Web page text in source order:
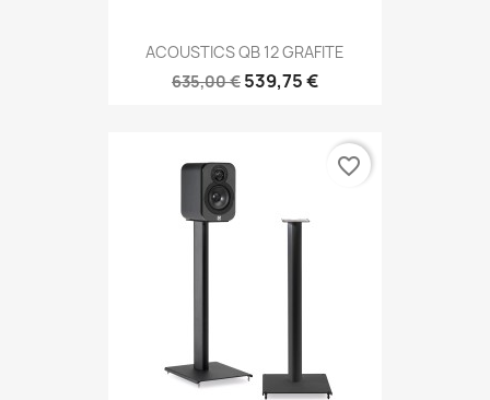
ACOUSTICS QB 12 GRAFITE
635,00 € 539,75 €
favorite_border